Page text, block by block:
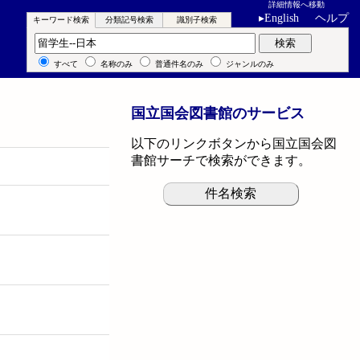
詳細情報へ移動
▸English ヘルプ
キーワード検索 分類記号検索 識別子検索
キーワード検索 検索
すべて 名称のみ 普通件名のみ ジャンルのみ
国立国会図書館のサービス
以下のリンクボタンから国立国会図
書館サーチで検索ができます。
件名検索